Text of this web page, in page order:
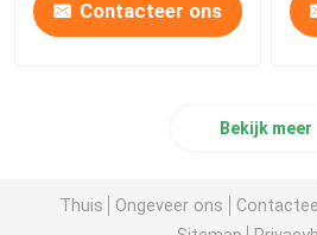
Contacteer ons
Bekijk meer
Thuis Ongeveer ons